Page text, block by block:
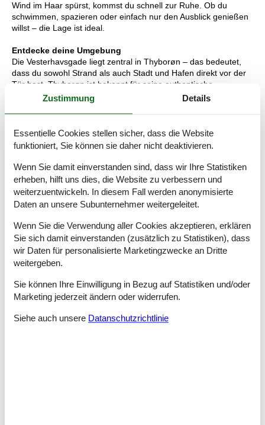
Wind im Haar spürst, kommst du schnell zur Ruhe. Ob du
schwimmen, spazieren oder einfach nur den Ausblick genießen
willst – die Lage ist ideal.
Entdecke deine Umgebung
Die Vesterhavsgade liegt zentral in Thyborøn – das bedeutet,
dass du sowohl Strand als auch Stadt und Hafen direkt vor der
Tür hast. Thyborøn ist bekannt für seine authentische
Westküstenstimmung, und hier gibt es spannende
im JyllandsAkvariet, wo Groß und Klein das Leben unter Wasser
näher kennenlernen können. Die alten Bunker entlang der Küste
zeugen von der dramatischen Vergangenheit der Region, und
am Hafen ist immer etwas los – von Fischkuttern und Auktionen
bis hin zu gemütlichen Cafés, in denen du fangfrischen Fisch
und regionale Spezialitäten probieren kannst. Lust auf einen
Tagesausflug? Dann nimm die Fähre nach Agger und erkunde
den Nationalpark Thy mit seiner rauen, großartigen Natur. All
wohnst – in einem Ferienhaus, das Urlaub und Wohlgefühl in
perfekter Balance bietet.
Denk daran, dass du bei uns von Vejlby Klit jederzeit
kannst sie direkt im Büro abholen und nach deinem Urlaub
wieder dort zurückgeben.
Raumaufteilung
Zustimmung Details
Essentielle Cookies stellen sicher, dass die Website
funktioniert, Sie können sie daher nicht deaktivieren.
Wenn Sie damit einverstanden sind, dass wir Ihre Statistiken
erheben, hilft uns dies, die Website zu verbessern und
weiterzuentwickeln. In diesem Fall werden anonymisierte
Daten an unsere Subunternehmer weitergeleitet.
Wenn Sie die Verwendung aller Cookies akzeptieren, erklären
Sie sich damit einverstanden (zusätzlich zu Statistiken), dass
wir Daten für personalisierte Marketingzwecke an Dritte
weitergeben.
Sie können Ihre Einwilligung in Bezug auf Statistiken und/oder
Marketing jederzeit ändern oder widerrufen.
Siehe auch unsere Datanschutzrichtlinie